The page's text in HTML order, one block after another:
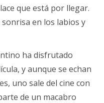
que está por llegar.
en los labios y
ha disfrutado
y aunque se echan
uno sale del cine con
de un macabro